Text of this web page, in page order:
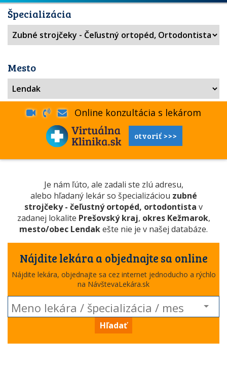
Špecializácia
Mesto
Online konzultácia s lekárom
otvoriť >>>
Je nám ľúto, ale zadali ste zlú adresu,
alebo hľadaný lekár so špecializáciou zubné
strojčeky - čeľustný ortopéd, ortodontista v
zadanej lokalite Prešovský kraj, okres Kežmarok,
mesto/obec Lendakešte nie je v našej databáze.
Nájdite lekára a objednajte sa online
Nájdite lekára, objednajte sa cez internet jednoducho a rýchlo
na NávštevaLekára.sk
Hľadať